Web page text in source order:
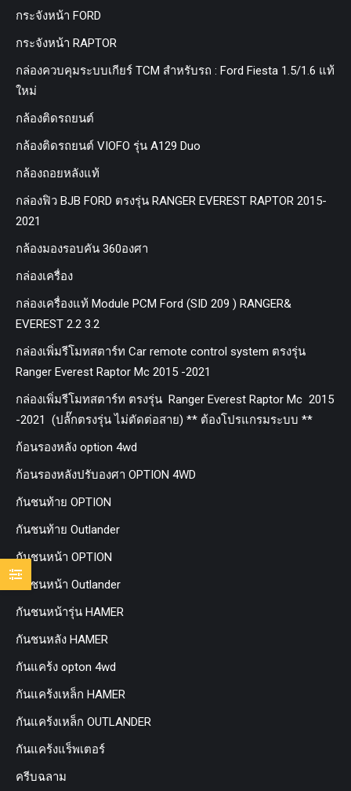
กระจังหน้า FORD
กระจังหน้า RAPTOR
กล่องควบคุมระบบเกียร์ TCM สำหรับรถ : Ford Fiesta 1.5/1.6 แท้
ใหม่
กล้องติดรถยนต์
กล้องติดรถยนต์ VIOFO รุ่น A129 Duo
กล้องถอยหลังแท้
กล่องฟิว BJB FORD ตรงรุ่น RANGER EVEREST RAPTOR 2015-
2021
กล้องมองรอบคัน 360องศา
กล่องเครื่อง
กล่องเครื่องแท้ Module PCM Ford (SID 209 ) RANGER&
EVEREST 2.2 3.2
กล่องเพิ่มรีโมทสตาร์ท Car remote control system ตรงรุ่น
Ranger Everest Raptor Mc 2015 -2021
กล่องเพิ่มรีโมทสตาร์ท ตรงรุ่น Ranger Everest Raptor Mc 2015
-2021 (ปลั๊กตรงรุ่น ไม่ตัดต่อสาย) ** ต้องโปรแกรมระบบ **
ก้อนรองหลัง option 4wd
ก้อนรองหลังปรับองศา OPTION 4WD
กันชนท้าย OPTION
กันชนท้าย Outlander
กันชนหน้า OPTION
กันชนหน้า Outlander
กันชนหน้ารุ่น HAMER
กันชนหลัง HAMER
กันแคร้ง opton 4wd
กันแคร้งเหล็ก HAMER
กันแคร้งเหล็ก OUTLANDER
กันแคร้งแร็พเตอร์
ครีบฉลาม